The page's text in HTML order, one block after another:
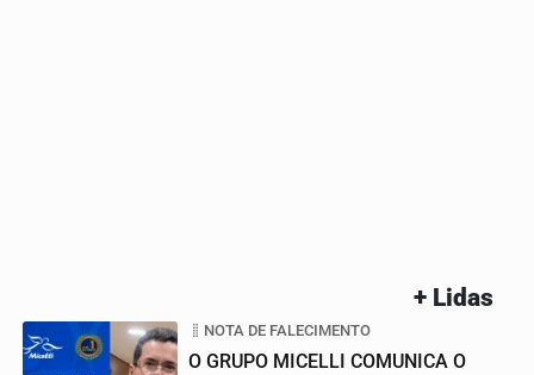
+ Lidas
NOTA DE FALECIMENTO
O GRUPO MICELLI COMUNICA O